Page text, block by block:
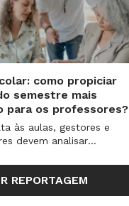
como propiciar
semestre mais
para os professores?
às aulas, gestores e
devem analisar
para orientar o
ao longo do
REPORTAGEM